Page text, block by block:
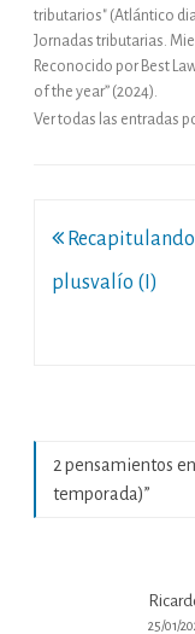
tributarios" (Atlántico
Jornadas tributarias.
Reconocido por Best
of the year” (2024).
Ver todas las entradas
Navegación
de
Recapitulando
plusvalío (I)
2 pensamientos
temporada)”
25/01/